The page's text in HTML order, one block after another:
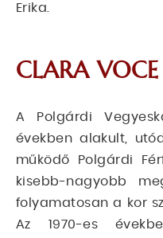
Erika.
CLARA
A Polgárdi
években alakult,
működő Polgárdi
kisebb-nagyobb
folyamatosan a kor
Az 1970-es